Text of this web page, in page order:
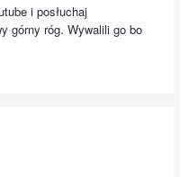
i posłuchaj
górny róg. Wywalili go bo